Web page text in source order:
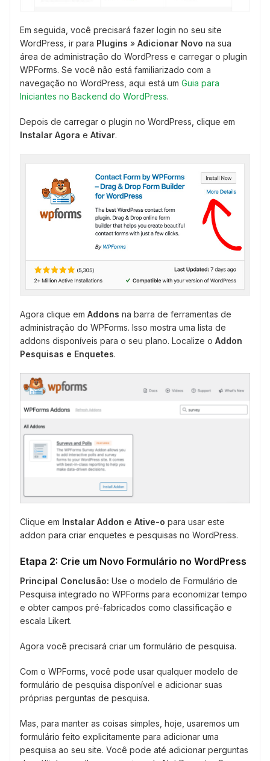
Em seguida, você precisará fazer login no seu site
WordPress, ir para Plugins » Adicionar Novo na sua
área de administração do WordPress e carregar o plugin
WPForms. Se você não está familiarizado com a
navegação no WordPress, aqui está um Guia para
Iniciantes no Backend do WordPress.
Depois de carregar o plugin no WordPress, clique em
Instalar Agora e Ativar.
Agora clique em Addons na barra de ferramentas de
administração do WPForms. Isso mostra uma lista de
addons disponíveis para o seu plano. Localize o Addon
Pesquisas e Enquetes.
Clique em Instalar Addon e Ative-o para usar este
addon para criar enquetes e pesquisas no WordPress.
Etapa 2: Crie um Novo Formulário no WordPress
Principal Conclusão: Use o modelo de Formulário de
Pesquisa integrado no WPForms para economizar tempo
e obter campos pré-fabricados como classificação e
escala Likert.
Agora você precisará criar um formulário de pesquisa.
Com o WPForms, você pode usar qualquer modelo de
formulário de pesquisa disponível e adicionar suas
próprias perguntas de pesquisa.
Mas, para manter as coisas simples, hoje, usaremos um
formulário feito explicitamente para adicionar uma
pesquisa ao seu site. Você pode até adicionar perguntas